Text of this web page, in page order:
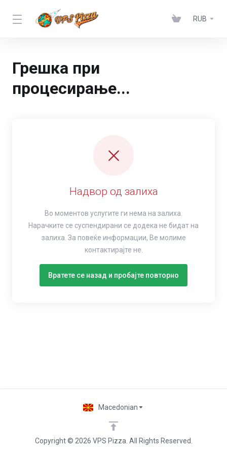
RUB
Грешка при
процесирање...
Надвор од залиха
Во моментов услугите ги нема на залиха.
Нарачките се суспендирани се додека не бидат на
залиха. За повеќе информации, Ве молиме
контактирајте не.
Вратете се назад и пробајте повторно
Copyright © 2026 VPS Pizza. All Rights Reserved.
Macedonian